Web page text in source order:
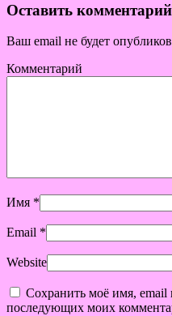
Оставить комментарий
Ваш email не будет
Комментарий
Имя *
Email *
Website
Сохранить моё имя, email
последующих моих